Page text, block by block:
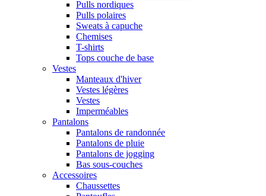
Pulls nordiques
Pulls polaires
Sweats à capuche
Chemises
T-shirts
Tops couche de base
Vestes
Manteaux d'hiver
Vestes légères
Vestes
Imperméables
Pantalons
Pantalons de randonnée
Pantalons de pluie
Pantalons de jogging
Bas sous-couches
Accessoires
Chaussettes